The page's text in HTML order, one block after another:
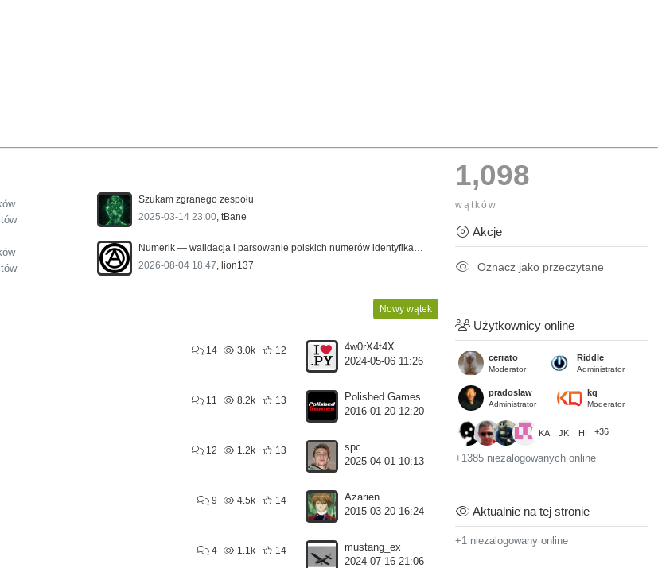
Szukam zgranego zespołu
2025-03-14 23:00,tBane
Numerik — walidacja i parsowanie polskich numerów identyfikacyjnych (PESEL, NIP, REGON i innych) w PHP i TypeScript
2026-08-04 18:47, lion137
Nowy wątek
14 3.0k 12
4w0rX4t4X
2024-05-06 11:26
11 8.2k 13
Polished Games
2016-01-20 12:20
12 1.2k 13
spc
2025-04-01 10:13
9 4.5k 14
Azarien
2015-03-20 16:24
4 1.1k 14
mustang_ex
2024-07-16 21:06
1,098
wątków
Akcje
Oznacz jako przeczytane
Użytkownicy online
cerrato
Moderator
Riddle
Administrator
pradoslaw
Administrator
kq
Moderator
KA JK HI +36
+1385 niezalogowanych online
Aktualnie na tej stronie
+1 niezalogowany online